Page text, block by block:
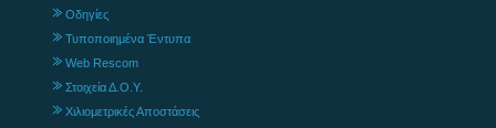
Οδηγίες
Τυποποιημένα Έντυπα
Web Rescom
Στοιχεία Δ.Ο.Υ.
Χιλιομετρικές Αποστάσεις